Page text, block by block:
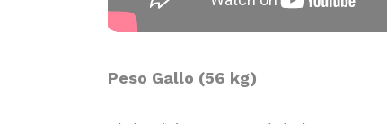
Peso Gallo (56 kg)